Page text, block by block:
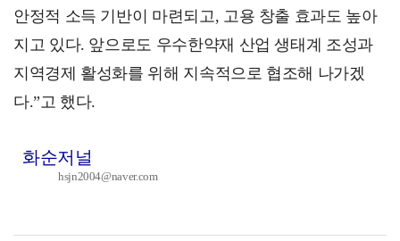
안정적 소득 기반이 마련되고, 고용 창출 효과도 높아
지고 있다. 앞으로도 우수한약재 산업 생태계 조성과
지역경제 활성화를 위해 지속적으로 협조해 나가겠
다.”고 했다.
화순저널
hsjn2004@naver.com